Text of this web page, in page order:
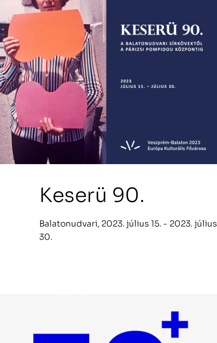
Keserü 90.
Balatonudvari, 2023. július 15. - 2023. július
30.